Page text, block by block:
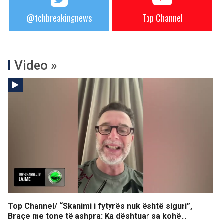
@tchbreakingnews Top Channel
Video »
Top Channel/ “Skanimi i fytyrës nuk është siguri”,
Braçe me tone të ashpra: Ka dështuar sa kohë…